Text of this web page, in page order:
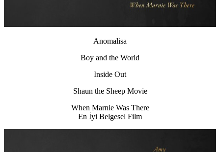
Anomalisa
Boy and the World
Inside Out
Shaun the Sheep Movie
When Marnie Was There
En İyi Belgesel Film